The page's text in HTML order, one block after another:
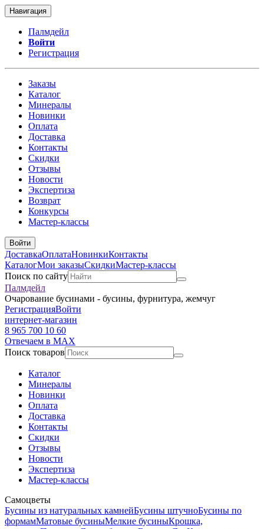
Навигация
Палмдейл
Войти
Регистрация
Заказы
Каталог
Минералы
Новинки
Оплата
Доставка
Контакты
Скидки
Отзывы
Новости
Экспертиза
Возврат
Конкурсы
Мастер-классы
Войти
ДоставкаОплатаНовинкиКонтакты
КаталогМои заказыСкидкиМастер-классы
Поиск по сайту
Палмдейл
Очарование бусинами - бусины, фурнитура, жемчуг
РегистрацияВойти
интернет-магазин
8 965 700 10 60
Отвечаем в MAX
Поиск товаров
Каталог
Минералы
Новинки
Оплата
Доставка
Контакты
Скидки
Отзывы
Новости
Экспертиза
Мастер-классы
Самоцветы
Бусины из натуральных камнейБусины штучноБусины по
формамМатовые бусиныМелкие бусиныКрошка,